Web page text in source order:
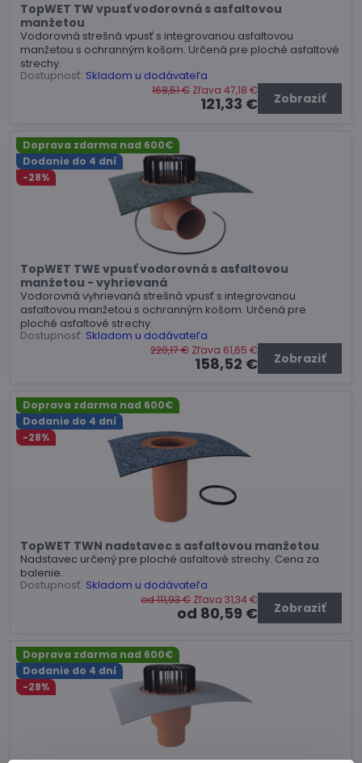
TopWET TW vpusť vodorovná s asfaltovou
manžetou
Vodorovná strešná vpusť s integrovanou asfaltovou
manžetou s ochranným košom. Určená pre ploché asfaltové
strechy.
Dostupnosť: Skladom u dodávateľa
121,33 €
168,51 € Zľava 47,18 €
Zobraziť
TopWET TWE vpusť vodorovná s asfaltovou
manžetou - vyhrievaná
Doprava zdarma nad 600€
Dodanie do 4 dní
-28%
Vodorovná vyhrievaná strešná vpusť s integrovanou
asfaltovou manžetou s ochranným košom. Určená pre
ploché asfaltové strechy.
Dostupnosť: Skladom u dodávateľa
158,52 €
220,17 € Zľava 61,65 €
Zobraziť
TopWET TWN nadstavec s asfaltovou manžetou
Doprava zdarma nad 600€
Dodanie do 4 dní
-28%
Nadstavec určený pre ploché asfaltové strechy. Cena za
balenie.
Dostupnosť: Skladom u dodávateľa
od 80,59 €
od 111,93 € Zľava 31,34 €
Zobraziť
Doprava zdarma nad 600€
Dodanie do 4 dní
-28%